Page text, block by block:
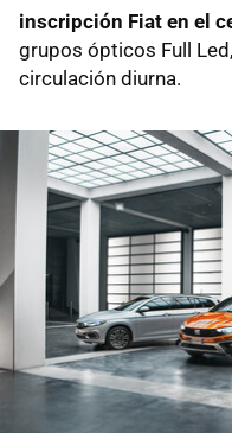
inscripción Fiat en el
grupos ópticos Full
circulación diurna.